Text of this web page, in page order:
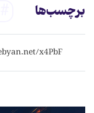
برچسب‌ها